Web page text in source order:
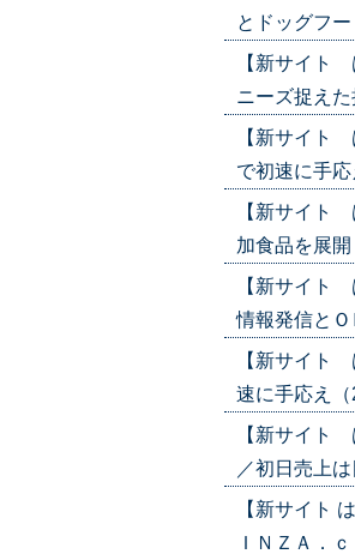
とドッグフ
【新サイト
ニーズ捉え
【新サイト
で初速に手
【新サイト
加食品を展
【新サイト
情報発信と
【新サイト
速に手応え
【新サイト
／初日売上
【新サイト
ＩＮＺＡ．